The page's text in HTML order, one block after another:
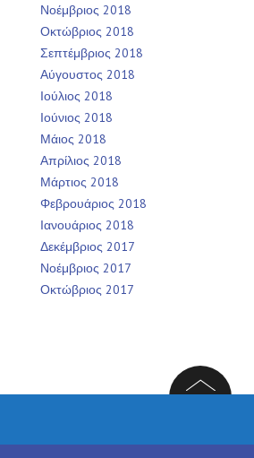
Νοέμβριος 2018
Οκτώβριος 2018
Σεπτέμβριος 2018
Αύγουστος 2018
Ιούλιος 2018
Ιούνιος 2018
Μάιος 2018
Απρίλιος 2018
Μάρτιος 2018
Φεβρουάριος 2018
Ιανουάριος 2018
Δεκέμβριος 2017
Νοέμβριος 2017
Οκτώβριος 2017